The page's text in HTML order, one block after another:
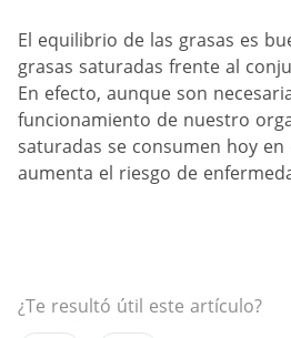
El equilibrio de las grasas es
grasas saturadas frente al
En efecto, aunque son
funcionamiento de nuestro
saturadas se consumen hoy en
aumenta el riesgo de
¿Te resultó útil este artículo?